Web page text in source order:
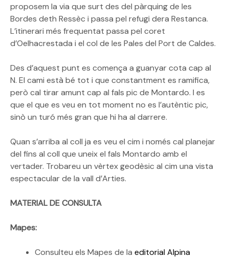
proposem la via que surt des del pàrquing de les
Bordes deth Ressèc i passa pel refugi dera Restanca.
L’itinerari més frequentat passa pel coret
d’Oelhacrestada i el col de les Pales del Port de Caldes.
Des d’aquest punt es comença a guanyar cota cap al
N. El cami està bé tot i que constantment es ramifica,
però cal tirar amunt cap al fals pic de Montardo. I es
que el que es veu en tot moment no es l’autèntic pic,
sinò un turó més gran que hi ha al darrere.
Quan s’arriba al coll ja es veu el cim i només cal planejar
del fins al coll que uneix el fals Montardo amb el
vertader. Trobareu un vèrtex geodèsic al cim una vista
espectacular de la vall d’Arties.
MATERIAL DE CONSULTA
Mapes:
Consulteu els Mapes de la editorial Alpina